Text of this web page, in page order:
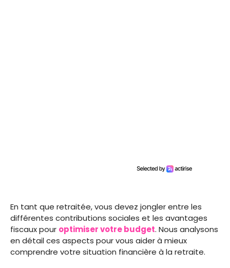
En tant que retraitée, vous devez jongler entre les
différentes contributions sociales et les avantages
fiscaux pour optimiser votre budget. Nous analysons
en détail ces aspects pour vous aider à mieux
comprendre votre situation financière à la retraite.